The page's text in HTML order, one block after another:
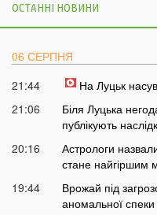
ОСТАННІ НОВИНИ
06 СЕРПНЯ
21:44
На Луцьк
21:06
Біля Луцька
публікують
20:16
Астрологи
стане найгіршим
19:44
Врожай під
аномальної спеки